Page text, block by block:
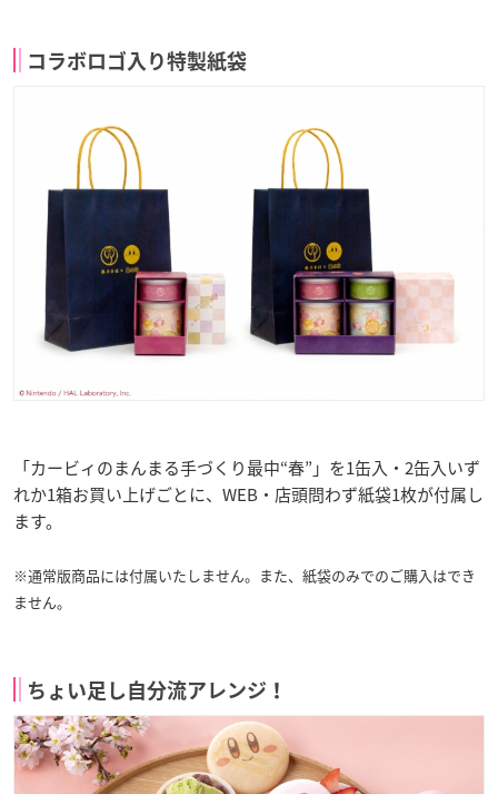
コラボロゴ入り特製紙袋
「カービィのまんまる手づくり最中“春”」を1缶入・2缶入いず
れか1箱お買い上げごとに、WEB・店頭問わず紙袋1枚が付属し
ます。
※通常版商品には付属いたしません。また、紙袋のみでのご購入はでき
ません。
ちょい足し自分流アレンジ！